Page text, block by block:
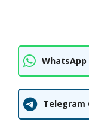
WhatsApp
Telegram